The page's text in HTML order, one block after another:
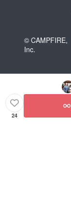
© CAMPFIRE,
Inc.
24